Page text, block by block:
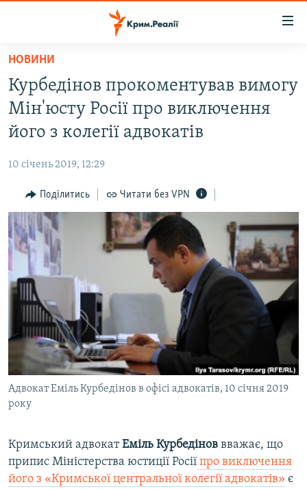
Перейти
основного
матеріалу
Перейти
до
основної
Перейти
до
пошуку
НОВИНИ
ВОДА.КРИМ
ВІДЕО ТА ФОТО
БЛОГИ
ПОГЛЯД
ІНТЕРВ'Ю
ВСЕ ЗА ДЕНЬ
СПЕЦПРОЕКТИ
ДЕПОРТАЦІЯ
ВІДЕОУРОКИ «ELIFBE»
СВІДЧЕННЯ ОКУПАЦІЇ
УКРАЇНСЬКА ПРОБЛЕМА КРИМУ
ІНФОГРАФІКА
ЯК ОБІЙТИ БЛОКУВАННЯ
Русский
Qırımtatar
ДОЛУЧАЙСЯ!
Усі сайти RFE/RL
НОВИНИ
Курбедінов прокоментував вимогу
Мін'юсту Росії про виключення
його з колегії адвокатів
10 січень 2019, 12:29
Поділитись Читати без VPN
Адвокат Еміль Курбедінов в офісі адвокатів, 10 січня 2019
року
Кримський адвокатЕміль Курбедінов вважає, що
припис Міністерства юстиції Росії про виключення
його з «Кримської центральної колегії адвокатів» є